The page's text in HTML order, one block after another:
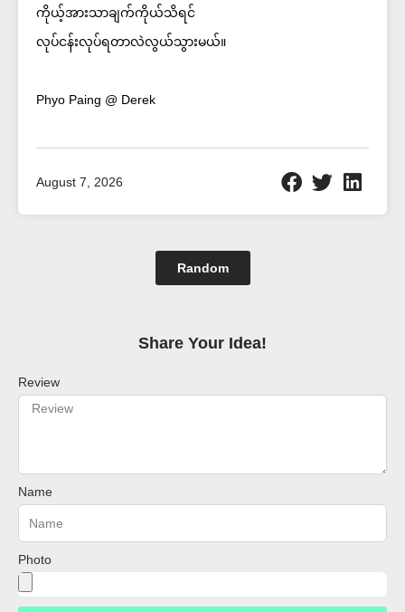
ကိုယ့်အားသာချက်ကိုယ်သိရင်
လုပ်ငန်းလုပ်ရတာလဲလွယ်သွားမယ်။
Phyo Paing @ Derek
August 7, 2026
Random
Share Your Idea!​
Review
Name
Photo